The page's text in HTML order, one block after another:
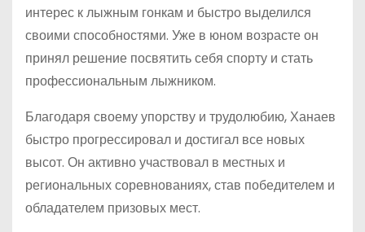
интерес к лыжным гонкам и быстро выделился
своими способностями. Уже в юном возрасте он
принял решение посвятить себя спорту и стать
профессиональным лыжником.
Благодаря своему упорству и трудолюбию, Ханаев
быстро прогрессировал и достигал все новых
высот. Он активно участвовал в местных и
региональных соревнованиях, став победителем и
обладателем призовых мест.